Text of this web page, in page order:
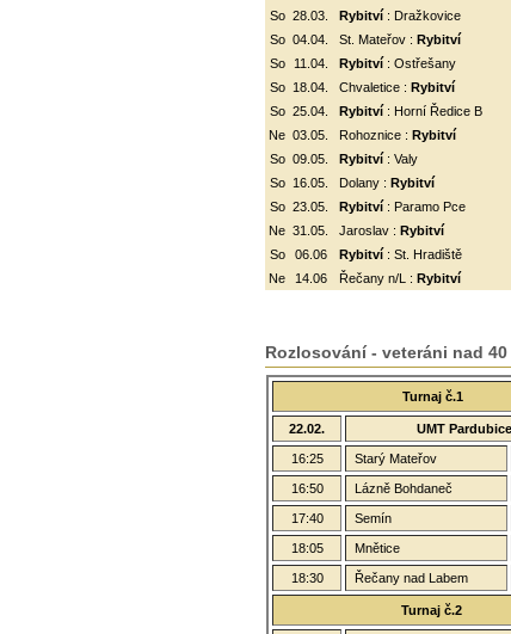
So 28.03. Rybitví: Dražkovice
So 04.04. St. Mateřov : Rybitví
So
11.04. Rybitví : Ostřešany
So
18.04. Chvaletice : Rybitví
So 25.04. Rybitví : Horní Ředice B
Ne 03.05. Rohoznice : Rybitví
So 09.05. Rybitví : Valy
So
16.05. Dolany : Rybitví
So 23.05. Rybitví: Paramo Pce
Ne 31.05. Jaroslav : Rybitví
So
06.06 Rybitví: St. Hradiště
Ne
14.06 Řečany n/L : Rybitví
Rozlosování - veteráni nad 40
Turnaj č.1
22.02. UMT Pardubice
16:25 Starý Mateřov
16:50 Lázně Bohdaneč
17:40 Semín
18:05 Mnětice
18:30 Řečany nad Labem
Turnaj č.2